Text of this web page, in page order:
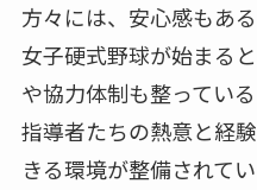
方々には、安心感もあ
女子硬式野球が始まる
や協力体制も整ってい
指導者たちの熱意と経
きる環境が整備されて